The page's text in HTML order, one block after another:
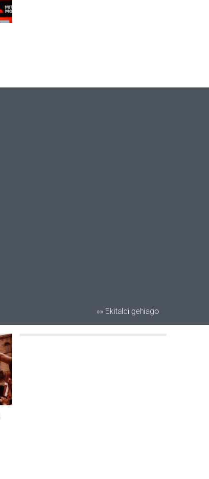
»» Ekitaldi gehiago